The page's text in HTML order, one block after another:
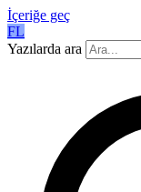
İçeriğe geç
FL
Yazılarda ara